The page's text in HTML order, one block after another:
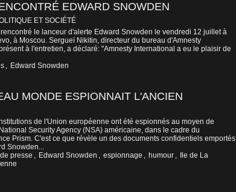
EDWARD SNOWDEN
ET SOCIÉTÉ
le lanceur d'alerte Edward Snowden le vendredi 12 juillet à
à Moscou. Sergueï Nikitin, directeur du bureau d'Amnesty
à l'entretien, a déclaré: "Amnesty International a eu le plaisir de
, Edward Snowden
MONDE ESPIONNAIT L'ANCIEN
de l'Union européenne ont été espionnés au moyen de
Security Agency (NSA) américaine, dans le cadre du
Prism. C'est ce que révèle un des documents confidentiels emportés
Snowden...
presse , Edward Snowden , espionnage , humour ,
Ile de La